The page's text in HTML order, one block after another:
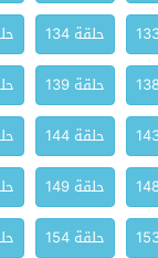
حلقة 134
حلقة 139
حلقة 144
حلقة 149
حلقة 154